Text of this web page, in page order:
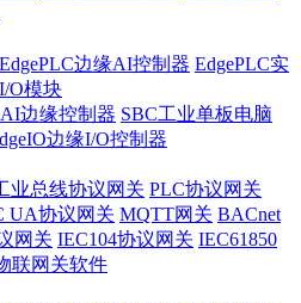
EdgePLC边缘AI控制器 EdgePLC实
O模块
边缘控制器 SBC工业单板电脑
边缘I/O控制器
业总线协议网关 PLC协议网关
UA协议网关 MQTT网关 BACnet
网关 IEC104协议网关 IEC61850
联网关软件